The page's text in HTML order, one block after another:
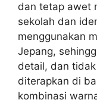
dan tetap awet
sekolah dan
menggunakan
Jepang,
detail, dan
diterapkan di
kombinasi